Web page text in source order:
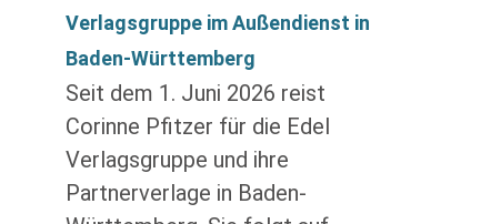
Verlagsgruppe im Außendienst in
Baden-Württemberg
Seit dem 1. Juni 2026 reist
Corinne Pfitzer für die Edel
Verlagsgruppe und ihre
Partnerverlage in Baden-